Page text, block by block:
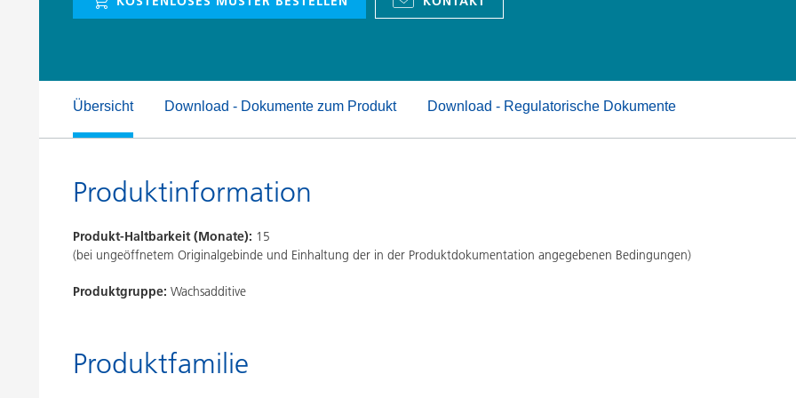
Druckfarben
Übersicht Download - Dokumente zum Produkt Download - Regulatorische Dokumente
Produktinformation
Produkt-Haltbarkeit (Monate): 15
(bei ungeöffnetem Originalgebinde und Einhaltung der in der Produktdokumentation angegebenen Bedingungen)
Produktgruppe: Wachsadditive
Produktfamilie